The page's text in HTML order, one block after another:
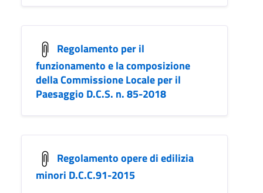
Regolamento per il
funzionamento e la composizione
della Commissione Locale per il
Paesaggio D.C.S. n. 85-2018
Regolamento opere di edilizia
minori D.C.C.91-2015